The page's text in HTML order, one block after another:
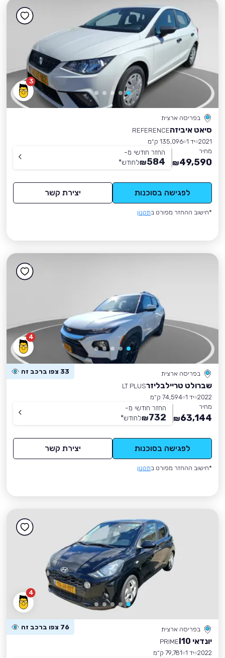
3
בפריסה ארצית
סיאט איביזהREFERENCE
2021 יד 1
135,096 ק״מ
מחיר
49,590
₪
החזר חודשי מ-
584
₪לחודש*
לפגישה בסוכנות יצירת קשר
*חישוב ההחזר מפורט בתקנון
4
בפריסה ארצית 33 צפו ברכב זה
שברולט טריילבליזרLT PLUS
2022 יד 1
74,594 ק״מ
מחיר
63,144
₪
החזר חודשי מ-
732
₪לחודש*
לפגישה בסוכנות יצירת קשר
*חישוב ההחזר מפורט בתקנון
4
בפריסה ארצית 76 צפו ברכב זה
יונדאי I10
PRIME
2022 יד 1
79,781 ק״מ